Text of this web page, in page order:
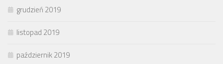
grudzień 2019
listopad 2019
październik 2019